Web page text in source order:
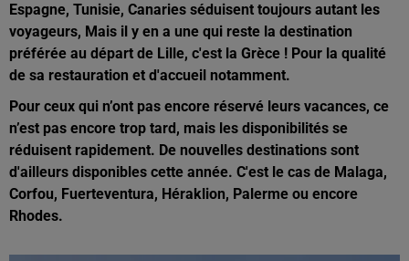
Espagne, Tunisie, Canaries séduisent toujours autant les
voyageurs, Mais il y en a une qui reste la destination
préférée au départ de Lille, c'est la Grèce ! Pour la qualité
de sa restauration et d'accueil notamment.
Pour ceux qui n’ont pas encore réservé leurs vacances, ce
n’est pas encore trop tard, mais les disponibilités se
réduisent rapidement. De nouvelles destinations sont
d'ailleurs disponibles cette année. C'est le cas de Malaga,
Corfou, Fuerteventura, Héraklion, Palerme ou encore
Rhodes.